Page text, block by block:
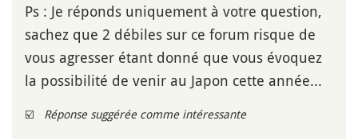
Ps : Je réponds uniquement à votre question,
sachez que 2 débiles sur ce forum risque de
vous agresser étant donné que vous évoquez
la possibilité de venir au Japon cette année...
☑️ Réponse suggérée comme intéressante